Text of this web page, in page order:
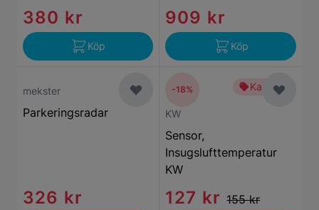
380 kr
Köp
909 kr
Köp
mekster
Parkeringsradar
326 kr
Kampanj
KW
Sensor,
Insugslufttemperatur
KW
127 kr 155 kr
-18%